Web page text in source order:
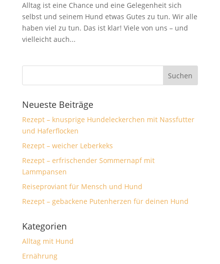
Alltag ist eine Chance und eine Gelegenheit sich
selbst und seinem Hund etwas Gutes zu tun. Wir alle
haben viel zu tun. Das ist klar! Viele von uns – und
vielleicht auch...
Neueste Beiträge
Rezept – knusprige Hundeleckerchen mit Nassfutter
und Haferflocken
Rezept – weicher Leberkeks
Rezept – erfrischender Sommernapf mit
Lammpansen
Reiseproviant für Mensch und Hund
Rezept – gebackene Putenherzen für deinen Hund
Kategorien
Alltag mit Hund
Ernährung